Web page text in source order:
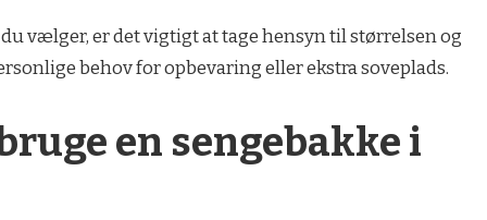
vælger, er det vigtigt at tage hensyn til størrelsen og
behov for opbevaring eller ekstra soveplads.
en sengebakke i